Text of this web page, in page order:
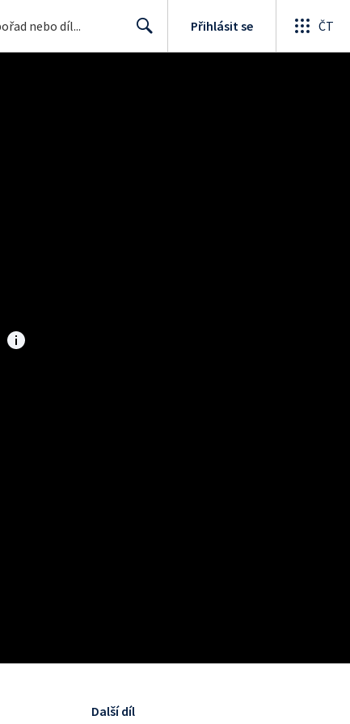
Přihlásit se ČT
Další díl